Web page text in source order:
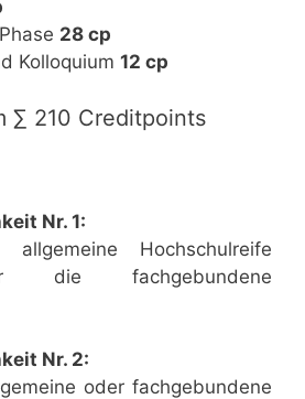
28 cp
Kolloquium 12 cp
∑ 210 Creditpoints
Nr. 1:
Hochschulreife
die fachgebundene
Nr. 2:
oder fachgebundene